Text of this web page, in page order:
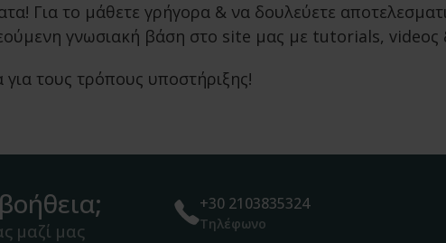
Για το μάθετε γρήγορα & να δουλεύετε
γνωσιακή βάση στο site μας με tutorials, videος
για τους τρόπους υποστήριξης!
μαζί μας
+30 2103835324
Τηλέφωνο